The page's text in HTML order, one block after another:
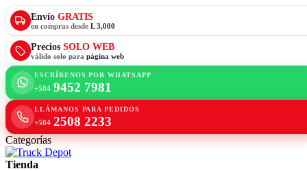
Envío GRATIS
en compras desde L 3,000
Precios SOLO WEB
válido solo para página web
ESCRÍBENOS POR WHATSAPP
+504 9452 7981
LLÁMANOS PARA PEDIDOS
+504 2508 2233
Categorías
Tienda